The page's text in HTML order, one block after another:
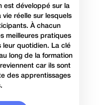
est développé sur la
réelle sur lesquels
À chacun
meilleures pratiques
quotidien. La clé
long de la formation
car ils sont
des apprentissages